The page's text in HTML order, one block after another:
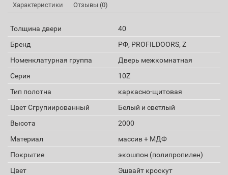
Характеристики Отзывы (0)
Толщина двери
40
Бренд
РФ, PROFILDOORS, Z
Номенклатурная группа
Дверь межкомнатная
Серия
10Z
Тип полотна
каркасно-щитовая
Цвет Сгрупиированный
Белый и светлый
Высота
2000
Материал
массив + МДФ
Покрытие
экошпон (полипропилен)
Цвет
Эшвайт кроскут